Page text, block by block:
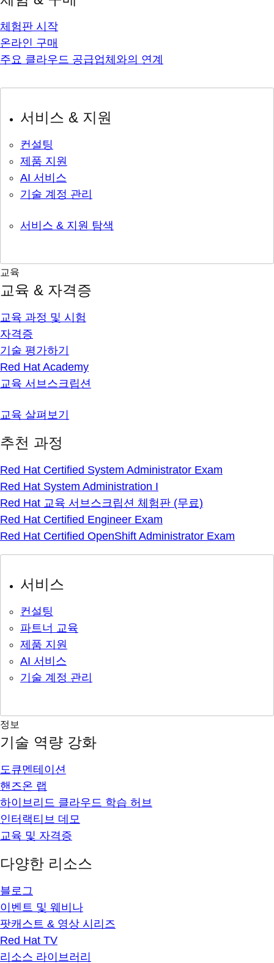
체험판 시작
온라인 구매
주요 클라우드 공급업체와의 연계
서비스 & 지원
컨설팅
제품 지원
AI 서비스
기술 계정 관리
서비스 & 지원 탐색
교육
교육 & 자격증
교육 과정 및 시험
자격증
기술 평가하기
Red Hat Academy
교육 서브스크립션
교육 살펴보기
추천 과정
Red Hat Certified System Administrator Exam
Red Hat System Administration I
Red Hat 교육 서브스크립션 체험판 (무료)
Red Hat Certified Engineer Exam
Red Hat Certified OpenShift Administrator Exam
서비스
컨설팅
파트너 교육
제품 지원
AI 서비스
기술 계정 관리
정보
기술 역량 강화
도큐멘테이션
핸즈온 랩
하이브리드 클라우드 학습 허브
인터랙티브 데모
교육 및 자격증
다양한 리소스
블로그
이벤트 및 웨비나
팟캐스트 & 영상 시리즈
Red Hat TV
리소스 라이브러리